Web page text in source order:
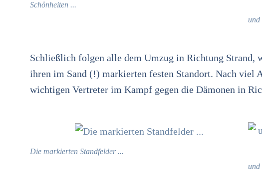
Schönheiten ...
und
Schließlich folgen alle dem Umzug in Richtung Strand,
ihren im Sand (!) markierten festen Standort. Nach viel
wichtigen Vertreter im Kampf gegen die Dämonen in
Die markierten Standfelder ...
und